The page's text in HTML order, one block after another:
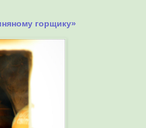
горщику»